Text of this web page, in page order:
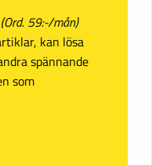
(Ord. 59:-/mån)
kan lösa
spännande
som